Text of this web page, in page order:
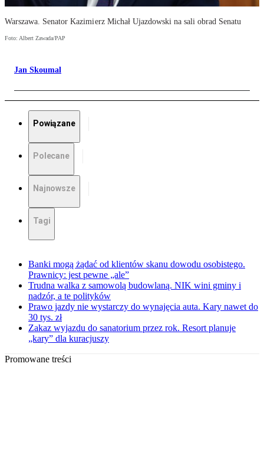
Warszawa. Senator Kazimierz Michał Ujazdowski na sali obrad Senatu
Foto: Albert Zawada/PAP
Jan Skoumal
Powiązane
Polecane
Najnowsze
Tagi
Banki mogą żądać od klientów skanu dowodu osobistego.
Prawnicy: jest pewne „ale”
Trudna walka z samowolą budowlaną. NIK wini gminy i
nadzór, a te polityków
Prawo jazdy nie wystarczy do wynajęcia auta. Kary nawet do
30 tys. zł
Zakaz wyjazdu do sanatorium przez rok. Resort planuje
„kary” dla kuracjuszy
Promowane treści